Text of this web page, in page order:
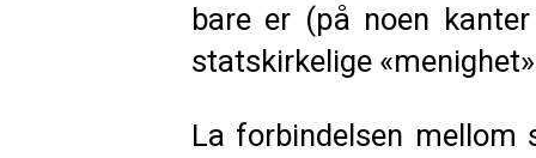
bare er (på noen
statskirkelige
La forbindelsen mellom